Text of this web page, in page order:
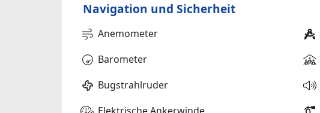
Navigation und Sicherheit
Anemometer
Barometer
Bugstrahlruder